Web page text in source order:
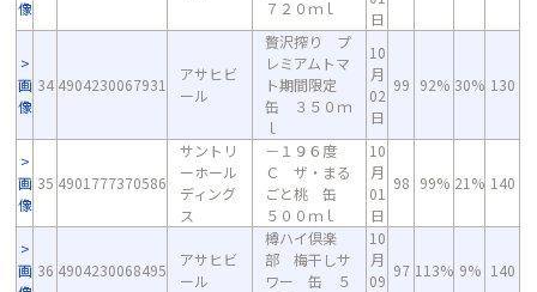
像
７２０ｍｌ
日
画
像
34 4904230067931
アサヒビ
ール
贅沢搾り プ
レミアムトマ
ト期間限定
缶 ３５０ｍ
ｌ
10
月
02
日
99 92% 30% 130
画
像
35 4901777370586
サントリ
ーホール
ディング
ス
－１９６度
Ｃ ザ・まる
ごと桃 缶
５００ｍｌ
10
月
01
日
98 99% 21% 140
画 36 4904230068495
アサヒビ
ール
樽ハイ倶楽
部 梅干しサ
ワー 缶 ５
10
月
09
97 113% 9% 140